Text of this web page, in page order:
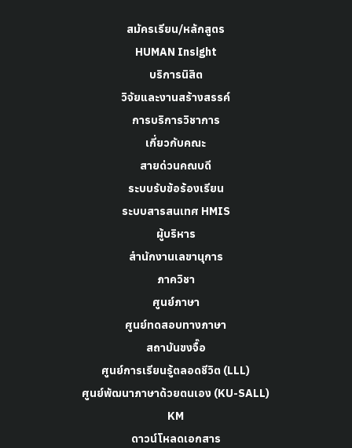
สมัครเรียน/หลักสูตร
HUMAN Insight
บริการนิสิต
วิจัยและงานสร้างสรรค์
การบริการวิชาการ
เกี่ยวกับคณะ
สายด่วนคณบดี
ระบบรับข้อร้องเรียน
ระบบสารสนเทศ HMIS
ผู้บริหาร
สำนักงานเลขานุการ
ภาควิชา
ศูนย์ภาษา
ศูนย์ทดสอบทางภาษา
สถาบันขงจื๊อ
ศูนย์การเรียนรู้ตลอดชีวิต (LLL)
ศูนย์พัฒนาภาษาด้วยตนเอง (KU-SALL)
KM
ดาวน์โหลดเอกสาร